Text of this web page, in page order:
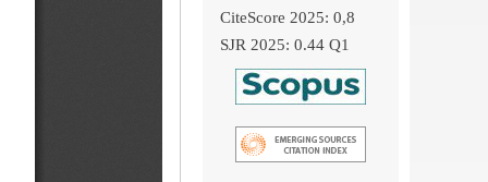
CiteScore 2025: 0,8
SJR 2025: 0.44 Q1